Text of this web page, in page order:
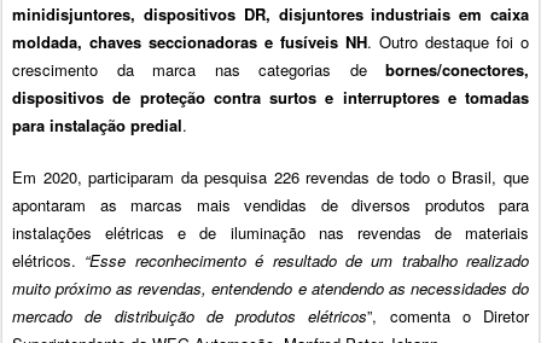
minidisjuntores, dispositivos DR, disjuntores industriais em caixa
moldada, chaves seccionadoras e fusíveis NH. Outro destaque foi o
crescimento da marca nas categorias de
bornes/conectores,
dispositivos de proteção contra surtos e interruptores e tomadas
para instalação predial.
Em 2020, participaram da pesquisa 226 revendas de todo o Brasil, que
apontaram as marcas mais vendidas de diversos produtos para
instalações elétricas e de iluminação nas revendas de materiais
elétricos. “Esse reconhecimento é resultado de um trabalho realizado
muito próximo as revendas, entendendo e atendendo as necessidades do
mercado de distribuição de produtos elétricos”, comenta o Diretor